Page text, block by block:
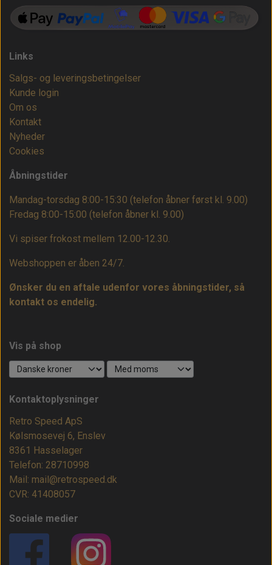
Links
Salgs- og leveringsbetingelser
Kunde login
Om os
Kontakt
Nyheder
Cookies
Åbningstider
Mandag-torsdag 8:00-15:30 (telefon åbner først kl. 9.00)
Fredag 8:00-15:00 (telefon åbner kl. 9.00)
Vi spiser frokost mellem 12.00-12.30.
Webshoppen er åben 24/7.
Ønsker du en aftale udenfor vores åbningstider, så
kontakt os endelig.
Vis på shop
Kontaktoplysninger
Retro Speed ApS
Kølsmosevej 6, Enslev
8361 Hasselager
Telefon: 28710998
Mail: mail@retrospeed.dk
CVR: 41408057
Sociale medier